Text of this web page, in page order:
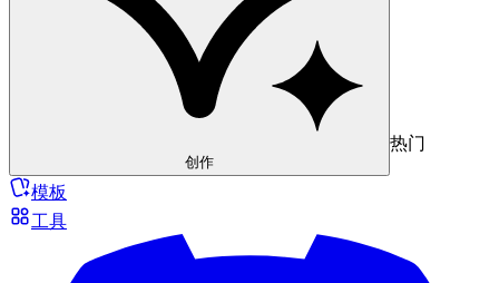
创作
热门
模板
工具